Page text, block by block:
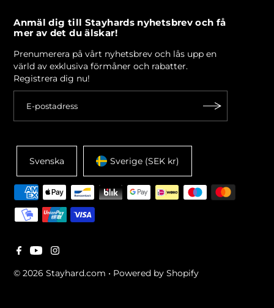
Anmäl dig till Stayhards nyhetsbrev och få
mer av det du älskar!
Prenumerera på vårt nyhetsbrev och lås upp en
värld av exklusiva förmåner och rabatter.
Registrera dig nu!
© 2026 Stayhard.com • Powered by Shopify
Svenska Sverige (SEK kr)